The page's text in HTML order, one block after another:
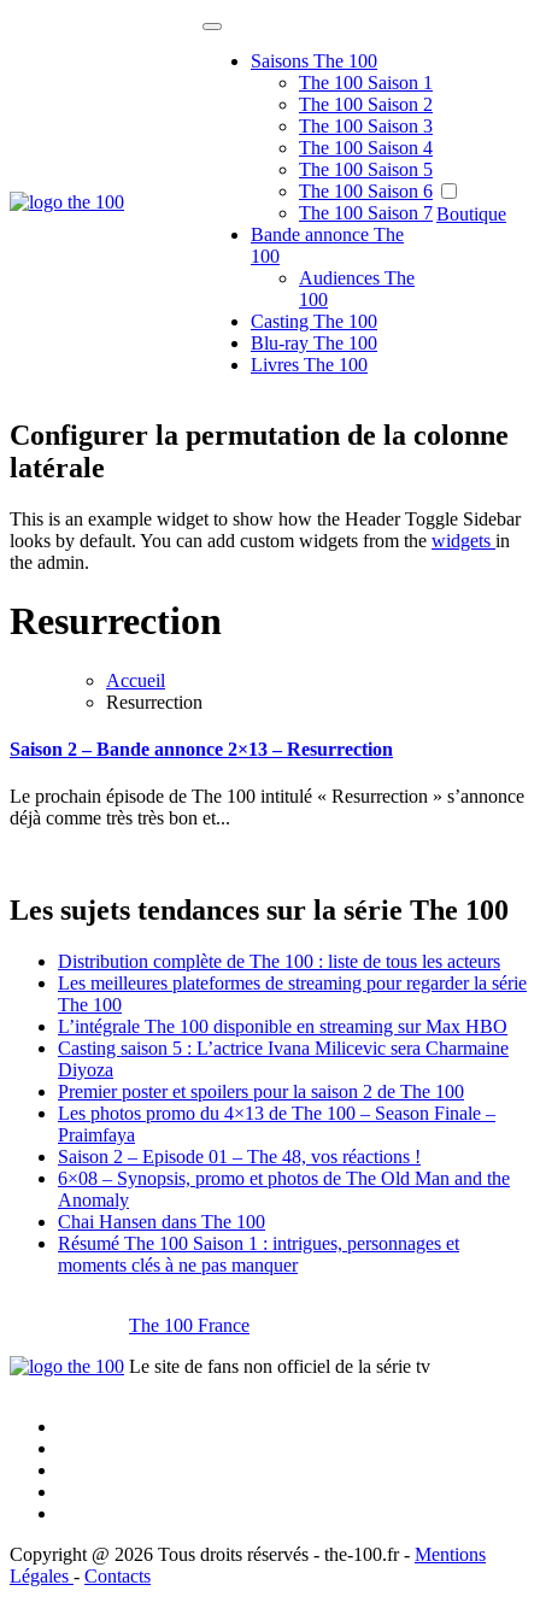
The 100 France
Le site de fans non officiel de la série tv
Saisons The 100
The 100 Saison 1
The 100 Saison 2
The 100 Saison 3
The 100 Saison 4
The 100 Saison 5
The 100 Saison 6
The 100 Saison 7
Bande annonce The
100
Audiences The
100
Casting The 100
Blu-ray The 100
Livres The 100
Boutique
Configurer la permutation de la colonne
latérale
This is an example widget to show how the Header Toggle Sidebar
looks by default. You can add custom widgets from the widgets in
the admin.
Resurrection
Accueil
Resurrection
Saison 2 – Bande annonce 2×13 – Resurrection
Le prochain épisode de The 100 intitulé « Resurrection » s’annonce
déjà comme très très bon et...
Les sujets tendances sur la série The 100
Distribution complète de The 100 : liste de tous les acteurs
Les meilleures plateformes de streaming pour regarder la série
The 100
L’intégrale The 100 disponible en streaming sur Max HBO
Casting saison 5 : L’actrice Ivana Milicevic sera Charmaine
Diyoza
Premier poster et spoilers pour la saison 2 de The 100
Les photos promo du 4×13 de The 100 – Season Finale –
Praimfaya
Saison 2 – Episode 01 – The 48, vos réactions !
6×08 – Synopsis, promo et photos de The Old Man and the
Anomaly
Chai Hansen dans The 100
Résumé The 100 Saison 1 : intrigues, personnages et
moments clés à ne pas manquer
The 100 France
Le site de fans non officiel de la série tv
Copyright @ 2026 Tous droits réservés - the-100.fr - Mentions
Légales - Contacts